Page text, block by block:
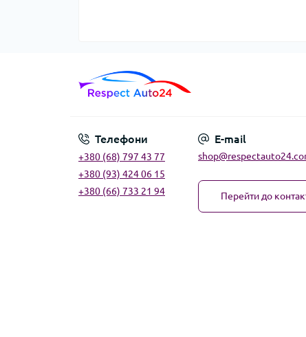
Телефони
+380 (68) 797 43 77
+380 (93) 424 06 15
+380 (66) 733 21 94
E-mail
Перейти до